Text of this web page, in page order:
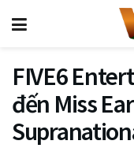
FIVE6
đến Miss